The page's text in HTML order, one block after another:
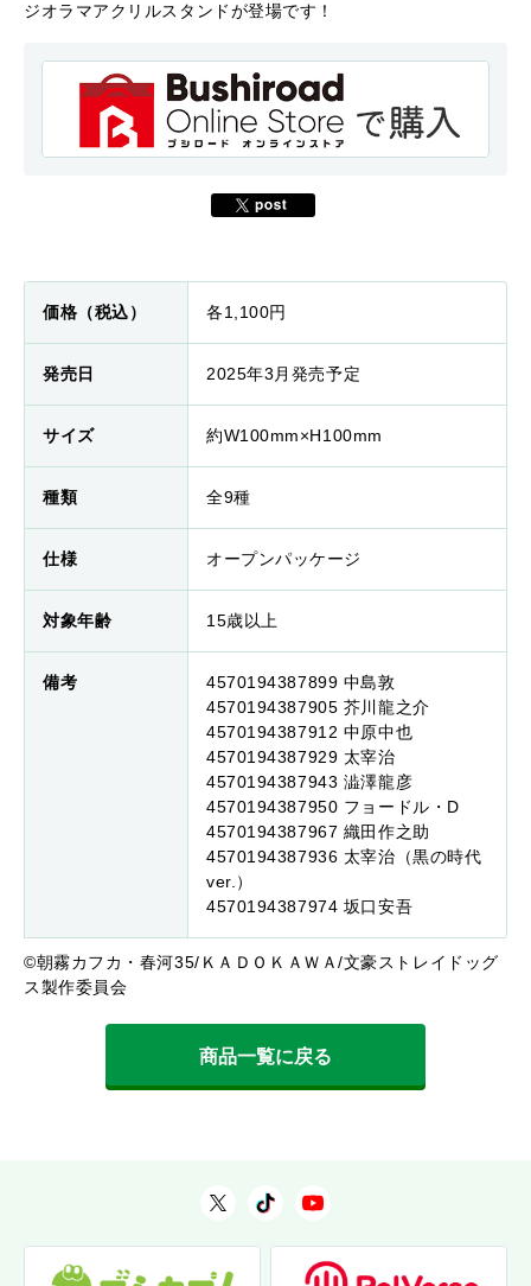
ジオラマアクリルスタンドが登場です！
価格（税込） 各1,100円
発売日 2025年3月発売予定
サイズ 約W100mm×H100mm
種類 全9種
仕様 オープンパッケージ
対象年齢 15歳以上
備考
4570194387899 中島敦
4570194387905 芥川龍之介
4570194387912 中原中也
4570194387929 太宰治
4570194387943 澁澤龍彦
4570194387950 フョードル・D
4570194387967 織田作之助
4570194387936 太宰治（黒の時代
ver.）
4570194387974 坂口安吾
©朝霧カフカ・春河35/ＫＡＤＯＫＡＷＡ/文豪ストレイドッグ
ス製作委員会
商品一覧に戻る